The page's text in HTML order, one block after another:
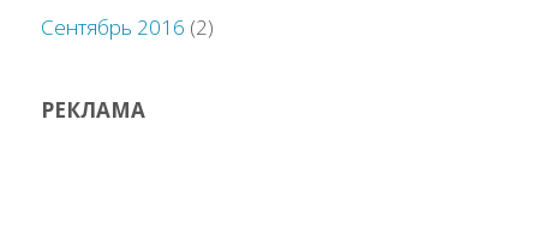
Сентябрь 2016 (2)
РЕКЛАМА